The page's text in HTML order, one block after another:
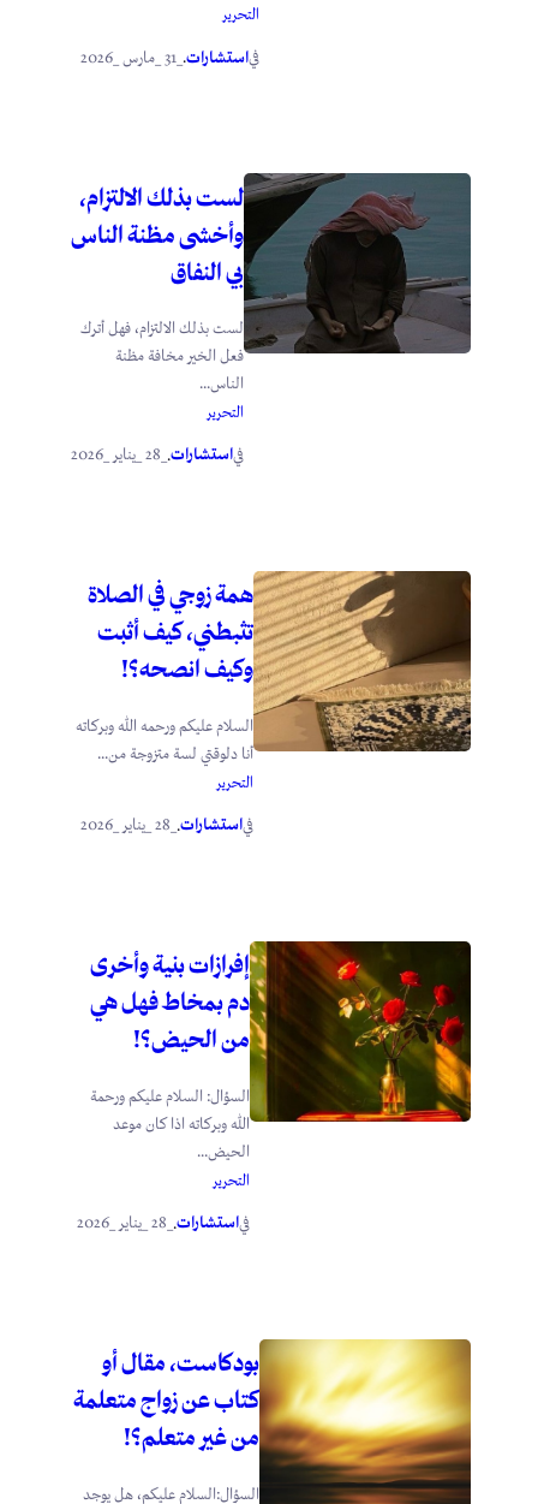
التحرير
فياستشارات.
لست بذلك الالتزام،
وأخشى مظنة الناس
بي النفاق
لست بذلك الالتزام، فهل أترك
فعل الخير مخافة مظنة
الناس...
التحرير
فياستشارات.
همة زوجي في الصلاة
تثبطني، كيف أثبت
وكيف انصحه؟!
السلام عليكم ورحمه الله وبركاته
أنا دلوقتي لسة متزوجة من...
التحرير
فياستشارات.
إفرازات بنية وأخرى
دم بمخاط فهل هي
من الحيض؟!
السؤال: السلام عليكم ورحمة
الله وبركاته اذا كان موعد
الحيض...
التحرير
فياستشارات.
بودكاست، مقال أو
كتاب عن زواج متعلمة
من غير متعلم؟!
السؤال:السلام عليكم، هل يوجد